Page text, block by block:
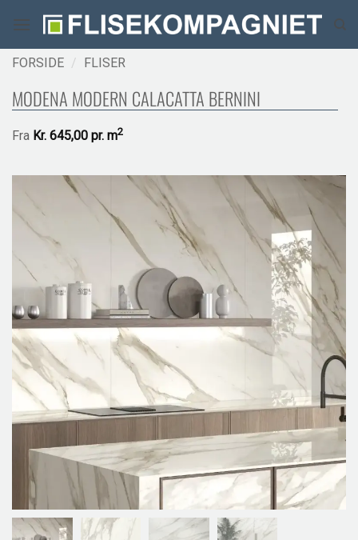
indhold
FORSIDE / FLISER
MODENA MODERN CALACATTA BERNINI
Fra Kr. 645,00 pr. m2